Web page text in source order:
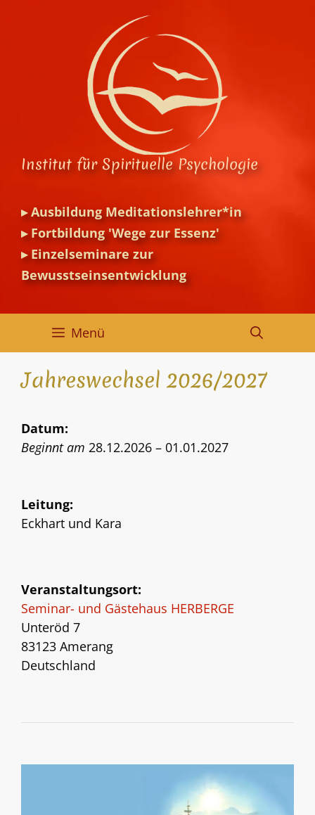
Institut für Spirituelle Psychologie
▸Ausbildung Meditationslehrer*in
▸Fortbildung 'Wege zur Essenz'
▸Einzelseminare zur
Bewusstseinsentwicklung
Menü
Jahreswechsel 2026/2027
Datum:
Beginnt am 28.12.2026 – 01.01.2027
Leitung:
Eckhart und Kara
Veranstaltungsort:
Seminar- und Gästehaus HERBERGE
Unteröd 7
83123 Amerang
Deutschland